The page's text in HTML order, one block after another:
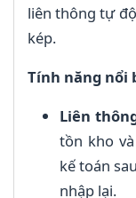
liên thông tự
kép.
Tính năng nổi
Liên
tồn kho
kế toán
nhập lại.